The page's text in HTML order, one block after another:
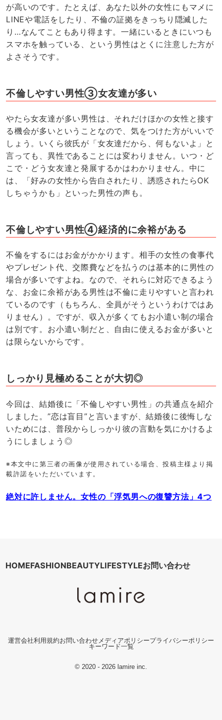
が高いのです。たとえば、あなた以外の女性にもマメに
LINEや電話をしたり、不倫の証拠をきっちり隠滅した
り…なんてこともあり得ます。一緒にいるときにいつも
スマホを触っている、という男性はとくに注意した方が
よさそうです。
不倫しやすい男性③女友達が多い
やたら女友達が多い男性は、それだけほかの女性と接す
る機会が多いということなので、気をつけた方がいいで
しょう。いくら彼氏が「女友達だから、何もないよ」と
言っても、異性であることには変わりません。いつ・ど
こで・どう女友達と発展するかはわかりません。中に
は、「好みの女性から告白されたり、誘惑されたらOK
しちゃうかも」といった男性の声も。
不倫しやすい男性④経済的に余裕がある
不倫をするにはお金がかかります。相手の女性の食事代
やプレゼント代、交際費などを払うのは基本的に男性の
場合が多いですよね。なので、それらに対応できるよう
な、お金に余裕がある男性は不倫に走りやすいと言われ
ているのです（もちろん、全員がそうというわけではあ
りません）。ですが、収入が多くてもお小遣い制の場合
は別です。お小遣い制だと、自由に使えるお金が多いと
は限らないからです。
しっかり見極めることが大切◎
今回は、結婚後に「不倫しやすい男性」の共通点を紹介
しました。”恋は盲目”と言いますが、結婚後に後悔しな
いためには、普段からしっかり彼の言動を気にかけるよ
うにしましょう◎
※本文中に第三者の画像が使用されている場合、投稿主様より掲
載許諾をいただいています。
絶対に許しません。女性の「浮気男への復讐方法」4つ
HOMEFASHIONBEAUTYLIFESTYLEお問い合わせ
運営会社利用規約お問い合わせ メディアポリシープライバシーポリシー
キーワード一覧
© 2020 - 2026 lamire inc.